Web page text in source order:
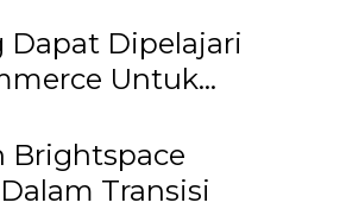
Dapat Dipelajari
Untuk...
Brightspace
Transisi